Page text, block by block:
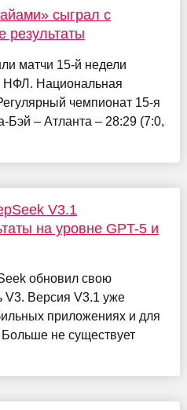
сыграл с
результаты
матчи 15-й недели
НФЛ. Национальная
чемпионат 15-я
Бэй – Атланта – 28:29 (7:0,
V3.1
на уровне GPT-5 и
обновил свою
Версия V3.1 уже
приложениях и для
Больше не существует